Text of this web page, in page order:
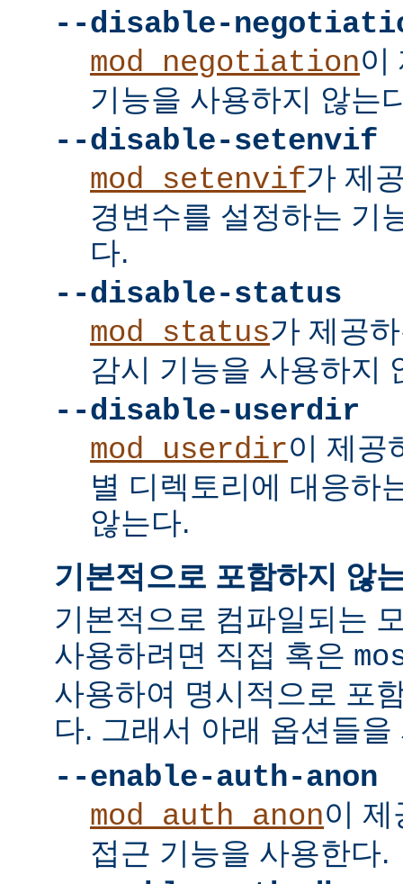
--disable-
mod_negotiation이
기능을 사용하지 않는
--disable-setenvif
mod_setenvif가 제
경변수를 설정하는 기
다.
--disable-status
mod_status가 제공
감시 기능을 사용하지
--disable-userdir
mod_userdir이 제공
별 디렉토리에 대응하
않는다.
기본적으로 포함하지 않
기본적으로 컴파일되는
사용하려면 직접 혹은
사용하여 명시적으로 포
다. 그래서 아래 옵션들을
--enable-auth-anon
mod_auth_anon이
접근 기능을 사용한다.